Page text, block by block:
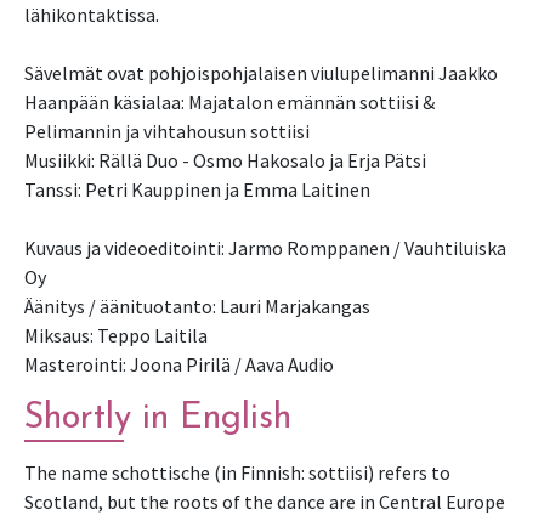
lähikontaktissa.
Sävelmät ovat pohjoispohjalaisen viulupelimanni Jaakko
Haanpään käsialaa: Majatalon emännän sottiisi &
Pelimannin ja vihtahousun sottiisi
Musiikki: Rällä Duo - Osmo Hakosalo ja Erja Pätsi
Tanssi: Petri Kauppinen ja Emma Laitinen
Kuvaus ja videoeditointi: Jarmo Romppanen / Vauhtiluiska
Oy
Äänitys / äänituotanto: Lauri Marjakangas
Miksaus: Teppo Laitila
Masterointi: Joona Pirilä / Aava Audio
Shortly in English
The name schottische (in Finnish: sottiisi) refers to
Scotland, but the roots of the dance are in Central Europe